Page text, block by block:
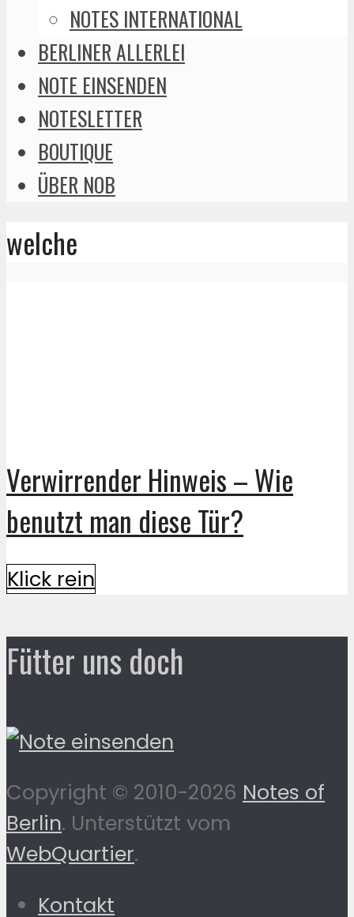
NOTES INTERNATIONAL
BERLINER ALLERLEI
NOTE EINSENDEN
NOTESLETTER
BOUTIQUE
ÜBER NOB
welche
Verwirrender Hinweis – Wie
benutzt man diese Tür?
Klick rein
Fütter uns doch
Copyright © 2010-2026 Notes of
Berlin. Unterstützt vom
WebQuartier.
Kontakt